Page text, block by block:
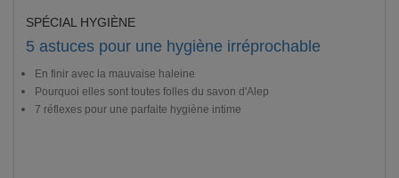
SPÉCIAL HYGIÈNE
5 astuces pour une hygiène irréprochable
En finir avec la mauvaise haleine
Pourquoi elles sont toutes folles du savon d'Alep
7 réflexes pour une parfaite hygiène intime